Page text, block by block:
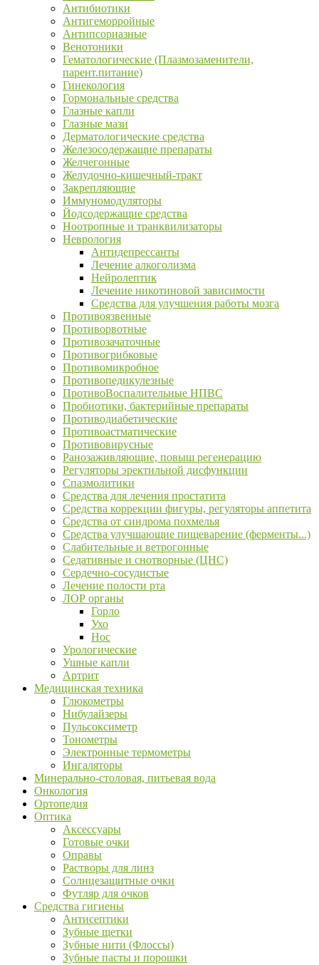
Антибиотики
Антигеморройные
Антипсориазные
Венотоники
Гематологические (Плазмозаменители,
парент.питание)
Гинекология
Гормональные средства
Глазные капли
Глазные мази
Дерматологические средства
Железосодержащие препараты
Желчегонные
Желудочно-кишечный-тракт
Закрепляющие
Иммуномодуляторы
Йодсодержащие средства
Ноотропные и транквилизаторы
Неврология
Антидепрессанты
Лечение алкоголизма
Нейролептик
Лечение никотиновой зависимости
Средства для улучшения работы мозга
Противоязвенные
Противорвотные
Противозачаточные
Противогрибковые
Противомикробное
Противопедикулезные
ПротивоВоспалительные НПВС
Пробиотики, бактерийные препараты
Противодиабетические
Противоастматические
Противовирусные
Ранозаживляющие, повыш регенерацию
Регуляторы эректильной дисфункции
Спазмолитики
Средства для лечения простатита
Средства коррекции фигуры, регуляторы аппетита
Средства от синдрома похмелья
Средства улучшающие пищеварение (ферменты...)
Слабительные и ветрогонные
Седативные и снотворные (ЦНС)
Сердечно-сосудистые
Лечение полости рта
ЛОР органы
Горло
Ухо
Нос
Урологические
Ушные капли
Артрит
Медицинская техника
Глюкометры
Нибулайзеры
Пульсоксиметр
Тонометры
Электронные термометры
Ингаляторы
Минерально-столовая, питьевая вода
Онкология
Ортопедия
Оптика
Аксессуары
Готовые очки
Оправы
Растворы для линз
Солнцезащитные очки
Футляр для очков
Средства гигиены
Антисептики
Зубные щетки
Зубные нити (Флоссы)
Зубные пасты и порошки